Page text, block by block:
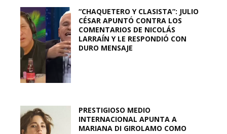
“CHAQUETERO Y CLASISTA”: JULIO
CÉSAR APUNTÓ CONTRA LOS
COMENTARIOS DE NICOLÁS
LARRAÍN Y LE RESPONDIÓ CON
DURO MENSAJE
PRESTIGIOSO MEDIO
INTERNACIONAL APUNTA A
MARIANA DI GIROLAMO COMO